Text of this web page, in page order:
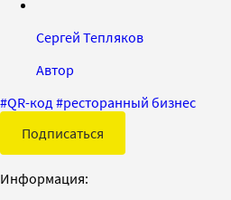
Сергей Тепляков
Автор
#QR-код #ресторанный бизнес
Подписаться
Информация: